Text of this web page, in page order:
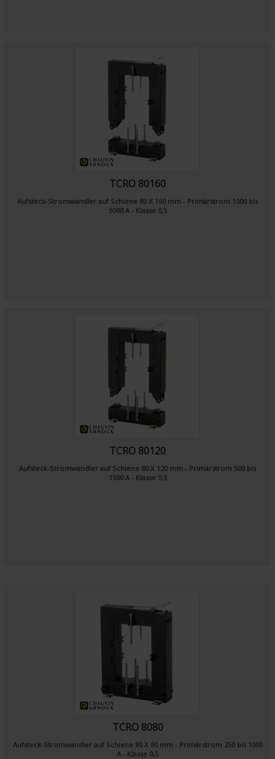
TCRO 80160
Aufsteck-Stromwandler auf Schiene 80 X 160 mm - Primärstrom 1000 bis
5000 A - Klasse 0,5
TCRO 80120
Aufsteck-Stromwandler auf Schiene 80 X 120 mm - Primärstrom 500 bis
1500 A - Klasse 0,5
TCRO 8080
Aufsteck-Stromwandler auf Schiene 80 X 80 mm - Primärstrom 250 bis 1000
A - Klasse 0,5